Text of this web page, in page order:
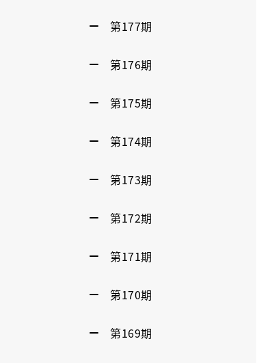
第177期
第176期
第175期
第174期
第173期
第172期
第171期
第170期
第169期